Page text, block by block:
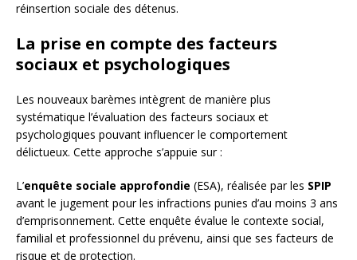
réinsertion sociale des détenus.
La prise en compte des facteurs
sociaux et psychologiques
Les nouveaux barèmes intègrent de manière plus
systématique l’évaluation des facteurs sociaux et
psychologiques pouvant influencer le comportement
délictueux. Cette approche s’appuie sur :
L’enquête sociale approfondie (ESA), réalisée par les SPIP
avant le jugement pour les infractions punies d’au moins 3 ans
d’emprisonnement. Cette enquête évalue le contexte social,
familial et professionnel du prévenu, ainsi que ses facteurs de
risque et de protection.